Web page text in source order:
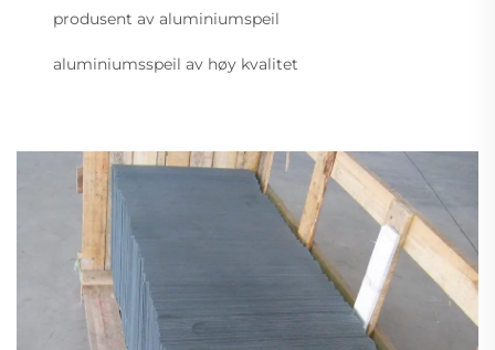
produsent av aluminiumspeil
aluminiumsspeil av høy kvalitet